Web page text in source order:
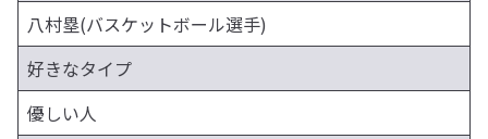
八村塁(バスケットボール選手)
好きなタイプ
優しい人